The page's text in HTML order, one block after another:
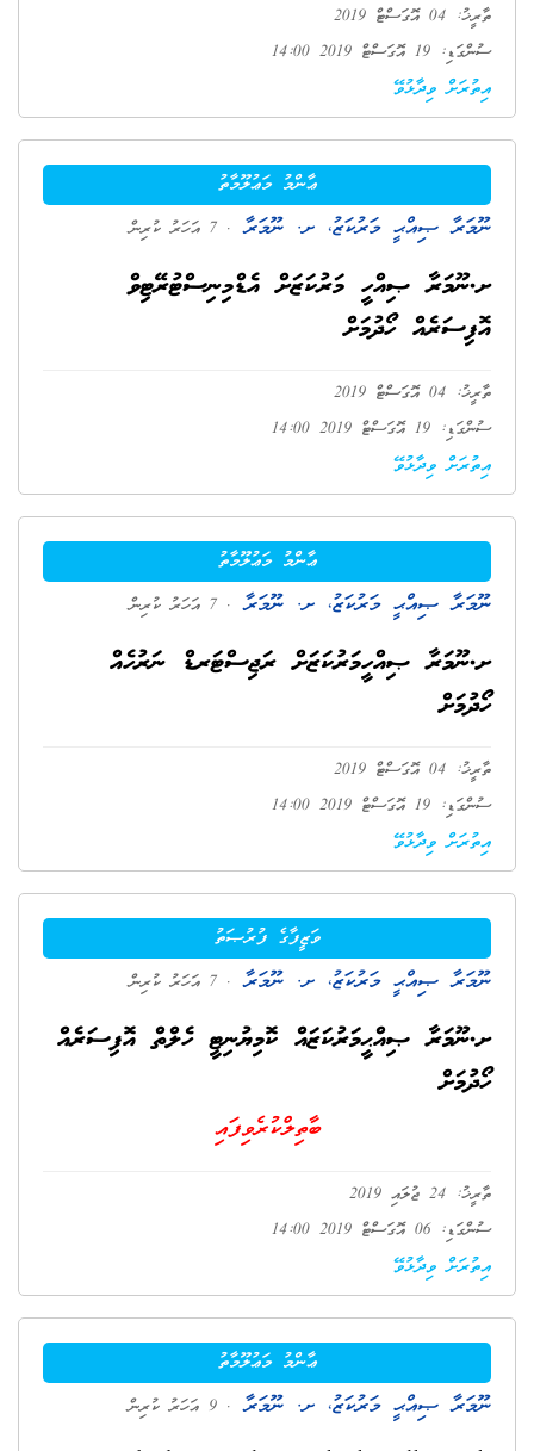
ތާރީޚު: 04 އޮގަސްޓް 2019
ސުންގަޑި: 19 އޮގަސްޓް 2019 14:00
އިތުރަށް ވިދާޅުވޭ
ޢާންމު މަޢުލޫމާތު
ނޫމަރާ ޞިއްޙީ މަރުކަޒު، ށ. ނޫމަރާ . 7 އަހަރު ކުރިން
ށ.ނޫމަރާ ޞިއްހީ މަރުކަޒަށް އެޑްމިނިސްޓުރޭޓިވް
އޮފިސަރެއް ހޯދުމަށް
ތާރީޚު: 04 އޮގަސްޓް 2019
ސުންގަޑި: 19 އޮގަސްޓް 2019 14:00
އިތުރަށް ވިދާޅުވޭ
ޢާންމު މަޢުލޫމާތު
ނޫމަރާ ޞިއްޙީ މަރުކަޒު، ށ. ނޫމަރާ . 7 އަހަރު ކުރިން
ށ.ނޫމަރާ ޞިއްހީމަރުކަޒަށް ރަޖިސްޓަރޑް ނަރުހެއް
ހޯދުމަށް
ތާރީޚު: 04 އޮގަސްޓް 2019
ސުންގަޑި: 19 އޮގަސްޓް 2019 14:00
އިތުރަށް ވިދާޅުވޭ
ވަޒީފާގެ ފުރުޞަތު
ނޫމަރާ ޞިއްޙީ މަރުކަޒު، ށ. ނޫމަރާ . 7 އަހަރު ކުރިން
ށ.ނޫމަރާ ޞިއްޙީމަރުކަޒައް ކޮމިޔުނިޓީ ހެލްތް އޮފިސަރެއް
ހޯދުމަށް
ބާތިލްކުރެވިފައި
ތާރީޚު: 24 ޖުލައި 2019
ސުންގަޑި: 06 އޮގަސްޓް 2019 14:00
އިތުރަށް ވިދާޅުވޭ
ޢާންމު މަޢުލޫމާތު
ނޫމަރާ ޞިއްޙީ މަރުކަޒު، ށ. ނޫމަރާ . 9 އަހަރު ކުރިން